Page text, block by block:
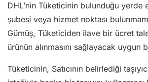
DHL’nin Tüketicinin bulunduğu yerde
şubesi veya hizmet noktası
Gümüş, Tüketiciden ilave bir ücret
ürünün alınmasını sağlayacak uygun
Tüketicinin, Satıcının belirlediği